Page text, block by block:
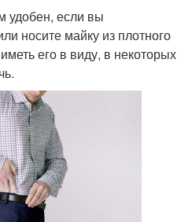
удобен, если вы
носите майку из плотного
его в виду, в некоторых